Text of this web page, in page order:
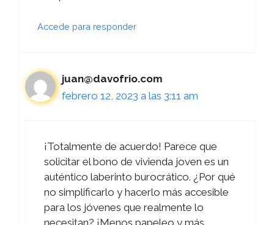
Accede para responder
juan@davofrio.com
febrero 12, 2023 a las 3:11 am
¡Totalmente de acuerdo! Parece que
solicitar el bono de vivienda joven es un
auténtico laberinto burocrático. ¿Por qué
no simplificarlo y hacerlo más accesible
para los jóvenes que realmente lo
necesitan? ¡Menos papeleo y más